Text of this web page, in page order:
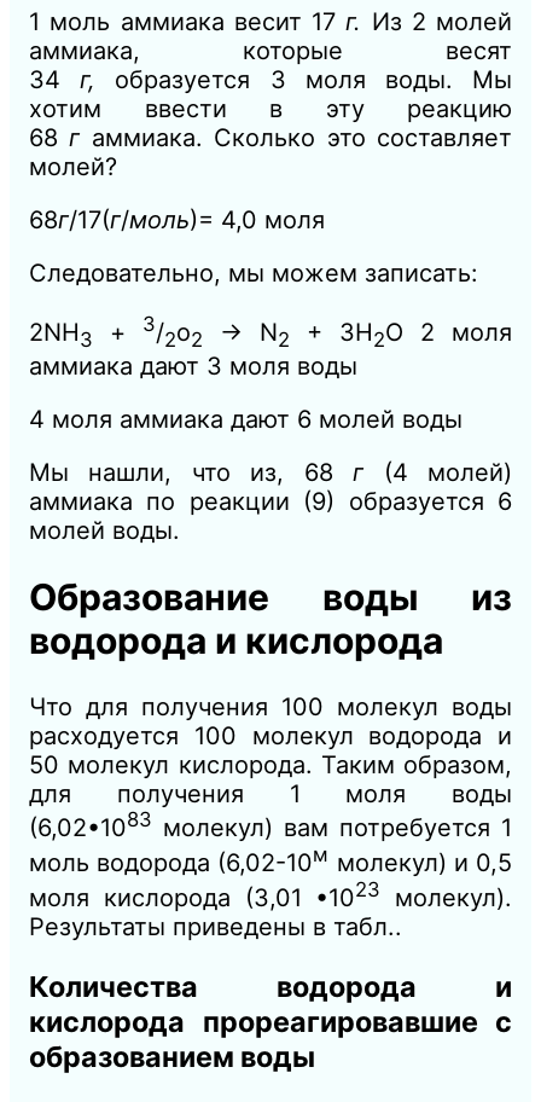
1 моль аммиака весит 17г. Из 2 молей
аммиака, которые весят
34г, образуется 3 моля воды. Мы
хотим ввести в эту реакцию
68г аммиака. Сколько это составляет
молей?
68г/17(г/моль)= 4,0 моля
Следовательно, мы можем записать:
2NH3 + 3/2o2 → N2 + 3Н2О 2 моля
аммиака дают 3 моля воды
4 моля аммиака дают 6 молей воды
Мы нашли, что из, 68г
(4 молей)
аммиака по реакции (9) образуется 6
молей воды.
Образование воды из
водорода и кислорода
Что для получения 100 молекул воды
расходуется 100 молекул водорода и
50 молекул кислорода. Таким образом,
для получения 1 моля воды
(6,02•1083 молекул) вам потребуется 1
моль водорода (6,02-10м молекул) и 0,5
моля кислорода (3,01 •1023
молекул).
Результаты приведены в табл..
Количества водорода и
кислорода прореагировавшие с
образованием воды